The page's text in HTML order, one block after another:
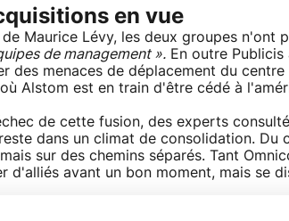
en vue
de Maurice Lévy, les deux groupes n'ont
de management ». En outre Publicis
des menaces de déplacement du
Alstom est en train d'être cédé à
de cette fusion, des experts
dans un climat de consolidation. Du
sur des chemins séparés. Tant
d'alliés avant un bon moment, mais se